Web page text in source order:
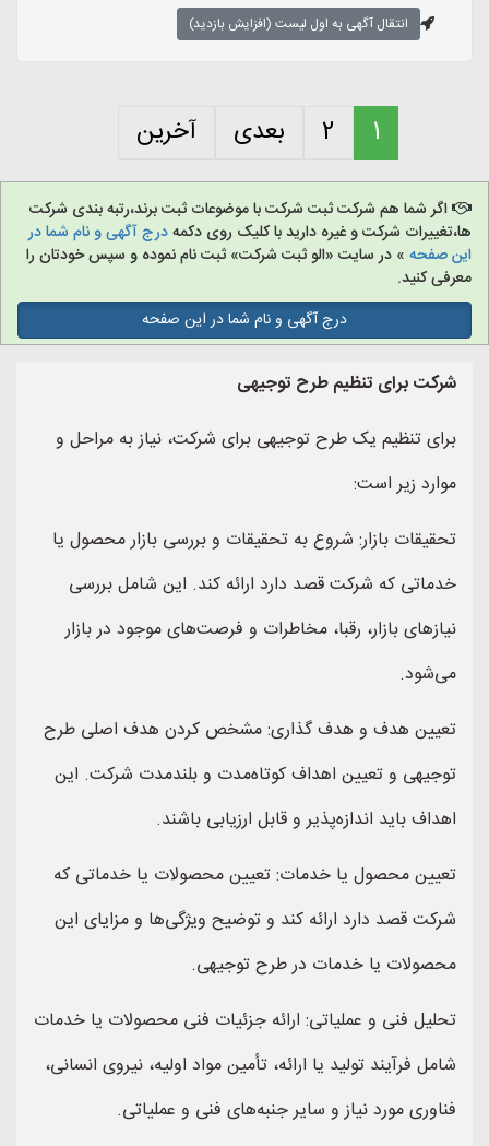
انتقال آگهی به اول لیست (افزایش بازدید)
1
2 بعدی آخرین
اگر شما هم شرکت ثبت شرکت با موضوعات ثبت برند،رتبه بندی شرکت
ها،تغییرات شرکت و غیره دارید با کلیک روی دکمهدرج آگهی و نام شما در
این صفحه » در سایت «الو ثبت شرکت» ثبت نام نموده و سپس خودتان را
معرفی کنید.
درج آگهی و نام شما در این صفحه
شرکت برای تنظیم طرح توجیهی
برای تنظیم یک طرح توجیهی برای شرکت، نیاز به مراحل و
موارد زیر است:
تحقیقات بازار: شروع به تحقیقات و بررسی بازار محصول یا
خدماتی که شرکت قصد دارد ارائه کند. این شامل بررسی
نیازهای بازار، رقبا، مخاطرات و فرصت‌های موجود در بازار
می‌شود.
تعیین هدف و هدف گذاری: مشخص کردن هدف اصلی طرح
توجیهی و تعیین اهداف کوتاه‌مدت و بلندمدت شرکت. این
اهداف باید اندازه‌پذیر و قابل ارزیابی باشند.
تعیین محصول یا خدمات: تعیین محصولات یا خدماتی که
شرکت قصد دارد ارائه کند و توضیح ویژگی‌ها و مزایای این
محصولات یا خدمات در طرح توجیهی.
تحلیل فنی و عملیاتی: ارائه جزئیات فنی محصولات یا خدمات
شامل فرآیند تولید یا ارائه، تأمین مواد اولیه، نیروی انسانی،
فناوری مورد نیاز و سایر جنبه‌های فنی و عملیاتی.